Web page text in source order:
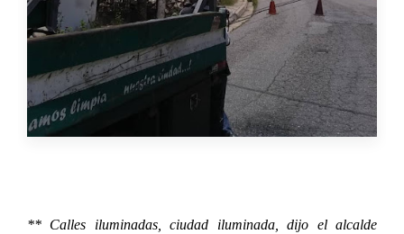
** Calles iluminadas, ciudad iluminada, dijo el alcalde